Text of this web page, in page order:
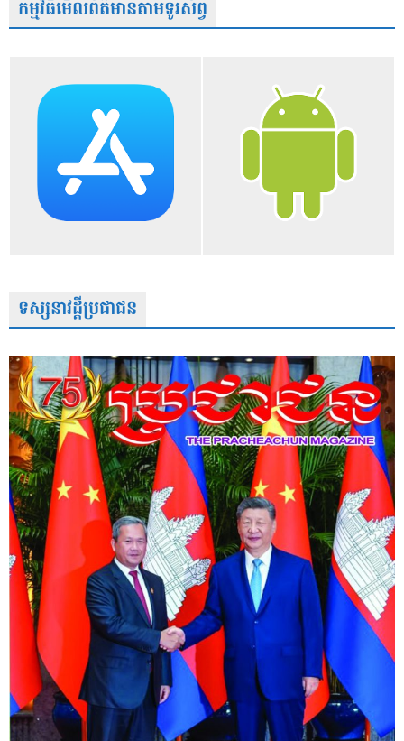
កម្មវិធីមើលព័ត៌មានតាមទូរស័ព្វ
ទស្សនាវដ្តីប្រជាជន